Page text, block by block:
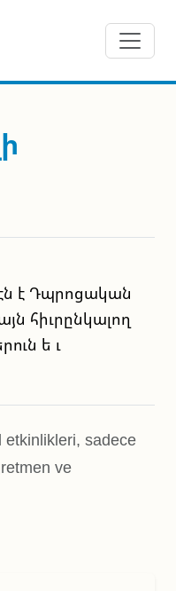
է Դպրոցական
հիւրընկալող
ե ւ
etkinlikleri, sadece
ve